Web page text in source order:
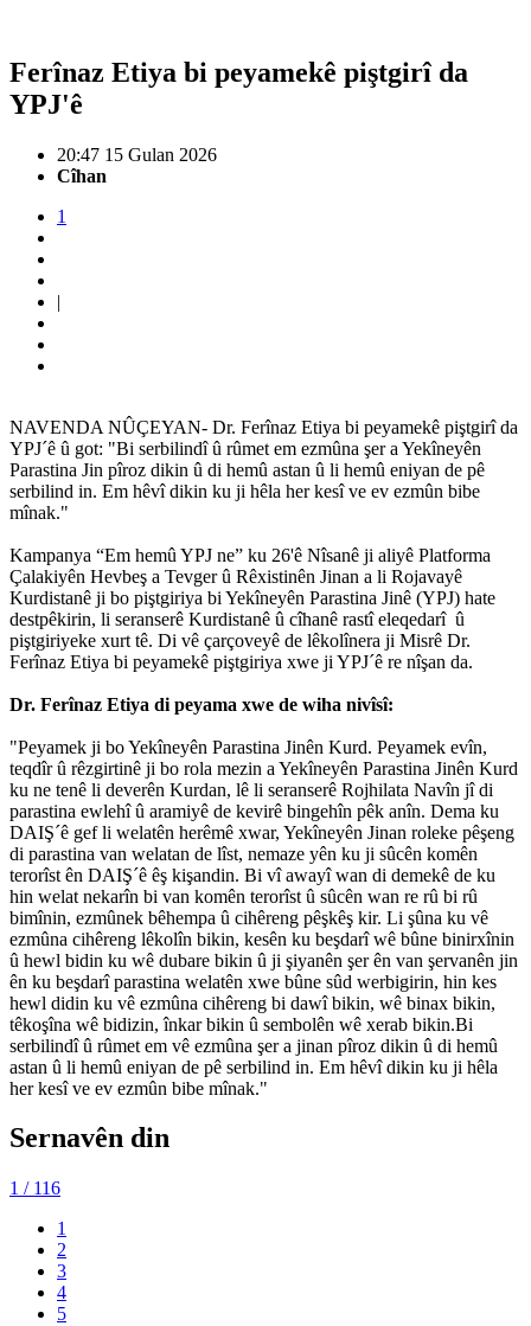
Ferînaz Etiya bi peyamekê piştgirî da
YPJ'ê
20:47 15 Gulan 2026
Cîhan
1
|
NAVENDA NÛÇEYAN- Dr. Ferînaz Etiya bi peyamekê piştgirî da
YPJˊê û got: "Bi serbilindî û rûmet em ezmûna şer a Yekîneyên
Parastina Jin pîroz dikin û di hemû astan û li hemû eniyan de pê
serbilind in. Em hêvî dikin ku ji hêla her kesî ve ev ezmûn bibe
mînak."
Kampanya “Em hemû YPJ ne” ku 26'ê Nîsanê ji aliyê Platforma
Çalakiyên Hevbeş a Tevger û Rêxistinên Jinan a li Rojavayê
Kurdistanê ji bo piştgiriya bi Yekîneyên Parastina Jinê (YPJ) hate
destpêkirin, li seranserê Kurdistanê û cîhanê rastî eleqedarî û
piştgiriyeke xurt tê. Di vê çarçoveyê de lêkolînera ji Misrê Dr.
Ferînaz Etiya bi peyamekê piştgiriya xwe ji YPJˊê re nîşan da.
Dr. Ferînaz Etiya di peyama xwe de wiha nivîsî:
"Peyamek ji bo Yekîneyên Parastina Jinên Kurd. Peyamek evîn,
teqdîr û rêzgirtinê ji bo rola mezin a Yekîneyên Parastina Jinên Kurd
ku ne tenê li deverên Kurdan, lê li seranserê Rojhilata Navîn jî di
parastina ewlehî û aramiyê de kevirê bingehîn pêk anîn. Dema ku
DAIŞˊê gef li welatên herêmê xwar, Yekîneyên Jinan roleke pêşeng
di parastina van welatan de lîst, nemaze yên ku ji sûcên komên
terorîst ên DAIŞˊê êş kişandin. Bi vî awayî wan di demekê de ku
hin welat nekarîn bi van komên terorîst û sûcên wan re rû bi rû
bimînin, ezmûnek bêhempa û cihêreng pêşkêş kir. Li şûna ku vê
ezmûna cihêreng lêkolîn bikin, kesên ku beşdarî wê bûne binirxînin
û hewl bidin ku wê dubare bikin û ji şiyanên şer ên van şervanên jin
ên ku beşdarî parastina welatên xwe bûne sûd werbigirin, hin kes
hewl didin ku vê ezmûna cihêreng bi dawî bikin, wê binax bikin,
têkoşîna wê bidizin, înkar bikin û sembolên wê xerab bikin.Bi
serbilindî û rûmet em vê ezmûna şer a jinan pîroz dikin û di hemû
astan û li hemû eniyan de pê serbilind in. Em hêvî dikin ku ji hêla
her kesî ve ev ezmûn bibe mînak."
Sernavên din
1 / 116
1
2
3
4
5